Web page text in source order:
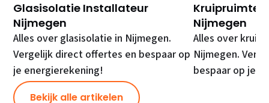
Glasisolatie Installateur
Nijmegen
Alles over glasisolatie in Nijmegen.
Vergelijk direct offertes en bespaar op
je energierekening!
Kruipruimte
Nijmegen
Alles over
Nijmegen.
bespaar op je
Bekijk alle artikelen